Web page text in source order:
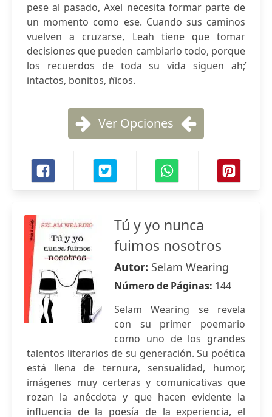
pese al pasado, Axel necesita formar parte de
un momento como ese. Cuando sus caminos
vuelven a cruzarse, Leah tiene que tomar
decisiones que pueden cambiarlo todo, porque
los recuerdos de toda su vida siguen ah;̕
intactos, bonitos, n︢icos.
Ver Opciones
Tú y yo nunca
fuimos nosotros
Autor: Selam Wearing
Número de Páginas: 144
Selam Wearing se revela
con su primer poemario
como uno de los grandes
talentos literarios de su generación. Su poética
está llena de ternura, sensualidad, humor,
imágenes muy certeras y comunicativas que
rozan la anécdota y que hacen evidente la
influencia de la poesía de la experiencia, el